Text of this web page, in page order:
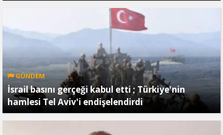
GÜNDEM
İsrail basını gerçeği kabul etti ; Türkiye'nin
hamlesi Tel Aviv'i endişelendirdi